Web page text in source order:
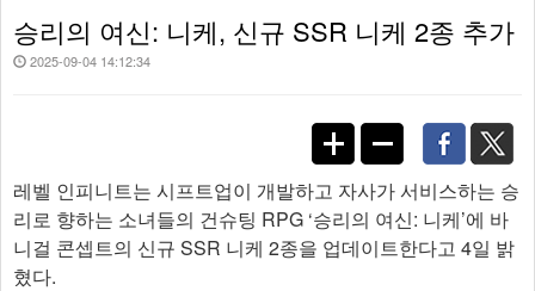
승리의 여신: 니케, 신규 SSR 니케 2종 추가
2025-09-04 14:12:34
레벨 인피니트는 시프트업이 개발하고 자사가 서비스하는 승
리로 향하는 소녀들의 건슈팅 RPG ‘승리의 여신: 니케’에 바
니걸 콘셉트의 신규 SSR 니케 2종을 업데이트한다고 4일 밝
혔다.